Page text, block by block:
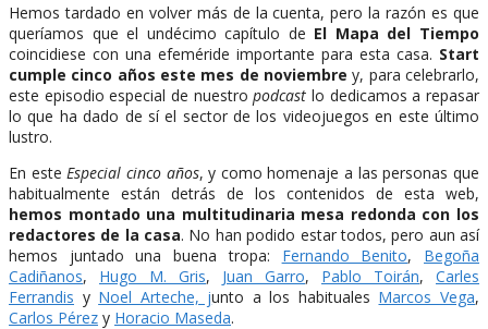
Hemos tardado en volver más de la cuenta, pero la razón es que
queríamos que el undécimo capítulo de El Mapa del Tiempo
coincidiese con una efeméride importante para esta casa. Start
cumple cinco años este mes de noviembre y, para celebrarlo,
este episodio especial de nuestropodcast lo dedicamos a repasar
lo que ha dado de sí el sector de los videojuegos en este último
lustro.
En este Especial cinco años, y como homenaje a las personas que
habitualmente están detrás de los contenidos de esta web,
hemos montado una multitudinaria mesa redonda con los
redactores de la casa. No han podido estar todos, pero aun así
hemos juntado una buena tropa: Fernando Benito, Begoña
Cadiñanos, Hugo M. Gris, Juan Garro, Pablo Toirán, Carles
Ferrandis y Noel Arteche, junto a los habituales Marcos Vega,
Carlos Pérez y Horacio Maseda.